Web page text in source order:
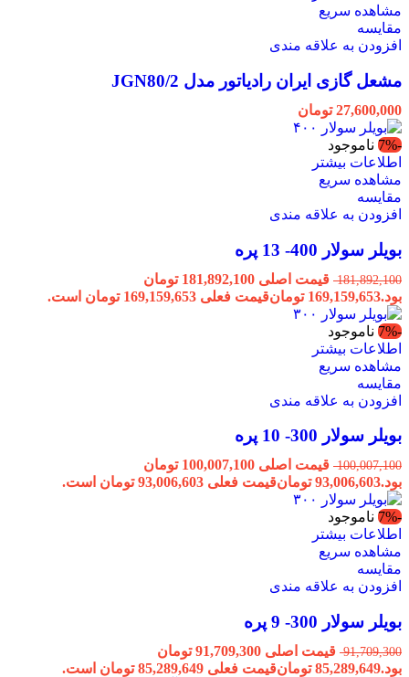
مشاهده سریع
مقایسه
افزودن به علاقه مندی
مشعل گازی ایران رادیاتور مدل JGN80/2
27,600,000 تومان
-7%
ناموجود
اطلاعات بیشتر
مشاهده سریع
مقایسه
افزودن به علاقه مندی
بویلر سولار 400- 13 پره
181,892,100
قیمت اصلی 181,892,100 تومان
بود.169,159,653 تومانقیمت فعلی 169,159,653 تومان است.
-7%
ناموجود
اطلاعات بیشتر
مشاهده سریع
مقایسه
افزودن به علاقه مندی
بویلر سولار 300- 10 پره
100,007,100
قیمت اصلی 100,007,100 تومان
بود.93,006,603 تومانقیمت فعلی 93,006,603 تومان است.
-7%
ناموجود
اطلاعات بیشتر
مشاهده سریع
مقایسه
افزودن به علاقه مندی
بویلر سولار 300- 9 پره
91,709,300
قیمت اصلی 91,709,300 تومان
بود.85,289,649 تومانقیمت فعلی 85,289,649 تومان است.